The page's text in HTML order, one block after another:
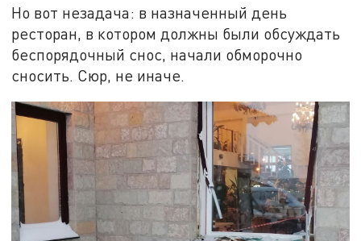
Но вот незадача: в назначенный день
ресторан, в котором должны были обсуждать
беспорядочный снос, начали обморочно
сносить. Сюр, не иначе.